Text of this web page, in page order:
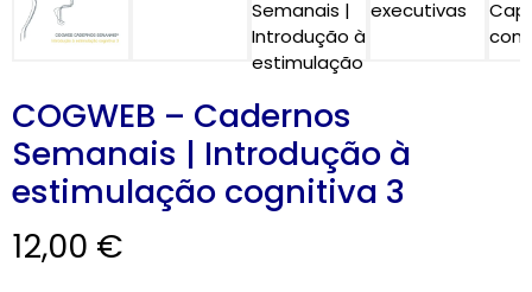
COGWEB – Cadernos
Semanais | Introdução à
estimulação cognitiva 3
12,00 €